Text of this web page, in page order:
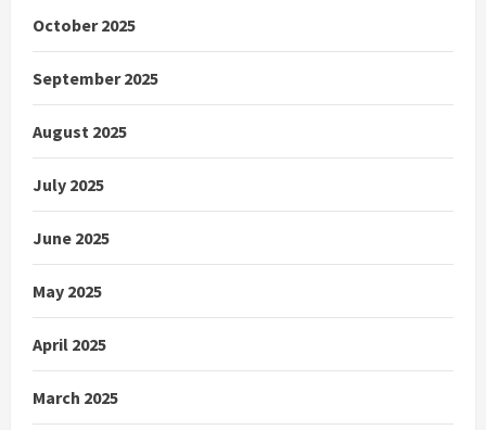
October 2025
September 2025
August 2025
July 2025
June 2025
May 2025
April 2025
March 2025